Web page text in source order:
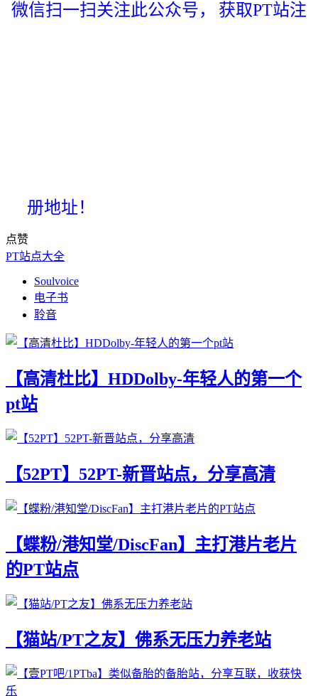
微信扫一扫关注此公众号， 获取PT站注
册地址！
点赞
PT站点大全
Soulvoice
电子书
聆音
【高清杜比】HDDolby-年轻人的第一个
pt站
【52PT】52PT-新晋站点，分享高清
【蝶粉/港知堂/DiscFan】主打港片老片
的PT站点
【猫站/PT之友】佛系无压力养老站